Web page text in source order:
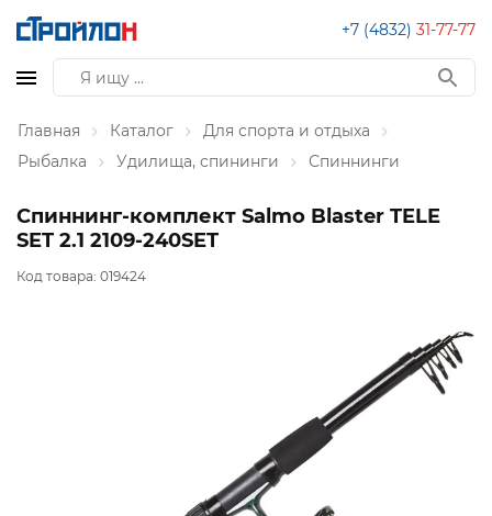
+7 (4832) 31-77-77
Главная Каталог
Для спорта и отдыха
Рыбалка
Удилища, спининги Спиннинги
Спиннинг-комплект Salmo Blaster TELE
SET 2.1 2109-240SET
Код товара: 019424